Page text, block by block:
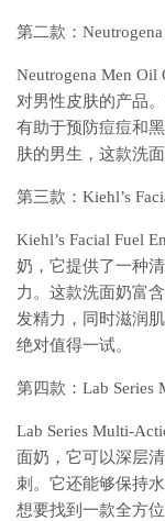
第二款：
Neutrogena Men Oil
对男性皮肤的产品
有助于预防痘痘和
肤的男生，这款洗
第三款：Kiehl’s
Kiehl’s Facial Fuel
奶，它提供了一种
力。这款洗面奶富
发精力，同时滋润
绝对值得一试。
第四款：Lab Series
Lab Series Multi-
面奶，它可以深层
刺。它还能够保持
想要找到一款全方